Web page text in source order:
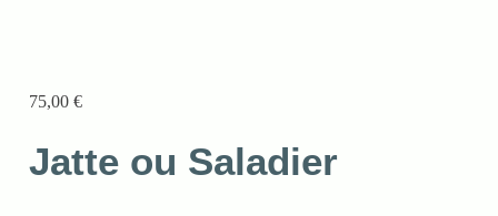
75,00€
Jatte ou Saladier